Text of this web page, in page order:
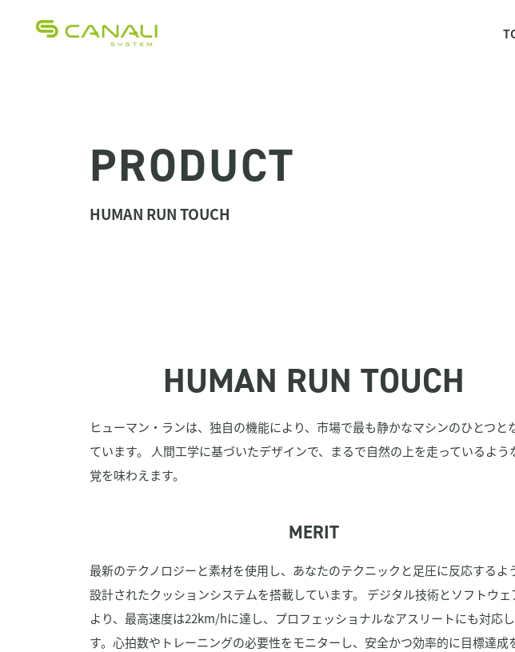
HUMAN RUN TOUCH
PRODUCT
HUMAN RUN TOUCH
ヒューマン・ランは、独自の機能により、市場で最も静かなマシンのひとつと
ています。 人間工学に基づいたデザインで、まるで自然の上を走っているよう
覚を味わえます。
MERIT
最新のテクノロジーと素材を使用し、あなたのテクニックと足圧に反応するよ
設計されたクッションシステムを搭載しています。 デジタル技術とソフトウェ
より、最高速度は22km/hに達し、プロフェッショナルなアスリートにも対応
す。心拍数やトレーニングの必要性をモニターし、安全かつ効率的に目標達成